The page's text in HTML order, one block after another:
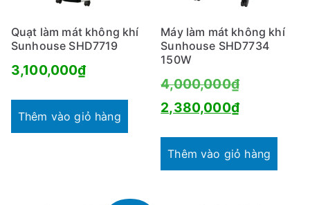
Quạt làm mát không khí
Sunhouse SHD7719
3,100,000₫
Thêm vào giỏ hàng
Máy làm mát không khí
Sunhouse SHD7734
150W
4,000,000₫Giá
gốc
2,380,000₫Giá
tại
Thêm vào giỏ hàng